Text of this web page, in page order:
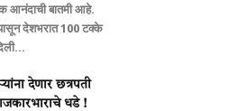
आनंदाची बातमी आहे.
देशभरात 100 टक्के
देणार छत्रपती
धडे !